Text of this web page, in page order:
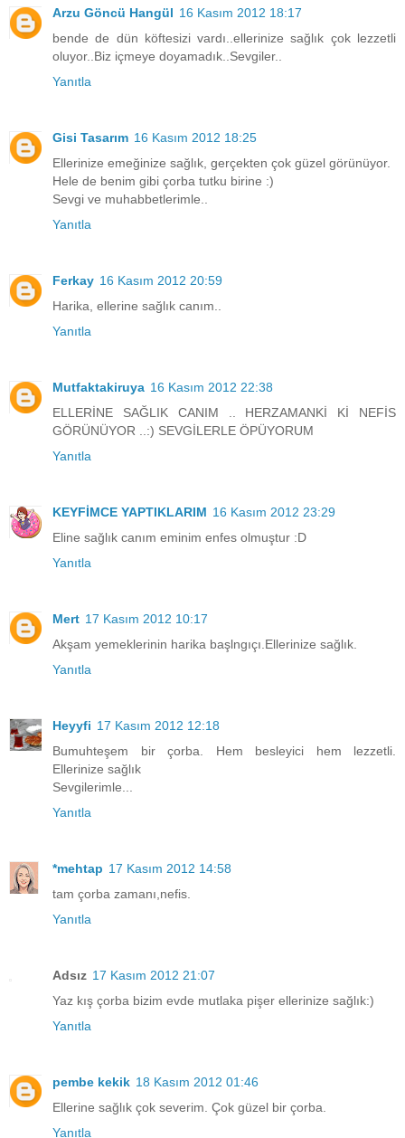
Arzu Göncü Hangül 16 Kasım 2012 18:17
bende de dün köftesizi vardı..ellerinize sağlık çok lezzetli
oluyor..Biz içmeye doyamadık..Sevgiler..
Yanıtla
Gisi Tasarım 16 Kasım 2012 18:25
Ellerinize emeğinize sağlık, gerçekten çok güzel görünüyor.
Hele de benim gibi çorba tutku birine :)
Sevgi ve muhabbetlerimle..
Yanıtla
Ferkay 16 Kasım 2012 20:59
Harika, ellerine sağlık canım..
Yanıtla
Mutfaktakiruya 16 Kasım 2012 22:38
ELLERİNE SAĞLIK CANIM .. HERZAMANKİ Kİ NEFİS
GÖRÜNÜYOR ..:) SEVGİLERLE ÖPÜYORUM
Yanıtla
KEYFİMCE YAPTIKLARIM 16 Kasım 2012 23:29
Eline sağlık canım eminim enfes olmuştur :D
Yanıtla
Mert 17 Kasım 2012 10:17
Akşam yemeklerinin harika başlngıçı.Ellerinize sağlık.
Yanıtla
Heyyfi 17 Kasım 2012 12:18
Bumuhteşem bir çorba. Hem besleyici hem lezzetli.
Ellerinize sağlık
Sevgilerimle...
Yanıtla
*mehtap 17 Kasım 2012 14:58
tam çorba zamanı,nefis.
Yanıtla
Adsız 17 Kasım 2012 21:07
Yaz kış çorba bizim evde mutlaka pişer ellerinize sağlık:)
Yanıtla
pembe kekik 18 Kasım 2012 01:46
Ellerine sağlık çok severim. Çok güzel bir çorba.
Yanıtla